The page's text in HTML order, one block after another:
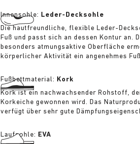
Innensohle: Leder-Decksohle
Die hautfreundliche, flexible Leder-
Fuß und passt sich an dessen Kontur an.
besonders atmungsaktive Oberfläche
körperlicher Aktivität ein angenehmes
Fußbettmaterial: Kork
Kork ist ein nachwachsender Rohstoff,
Korkeiche gewonnen wird. Das
verfügt über sehr gute
Laufsohle: EVA